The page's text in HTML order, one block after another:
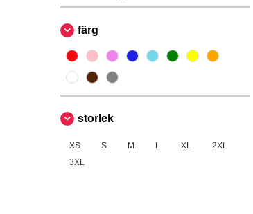
färg
storlek
XS S M L XL
2XL
3XL